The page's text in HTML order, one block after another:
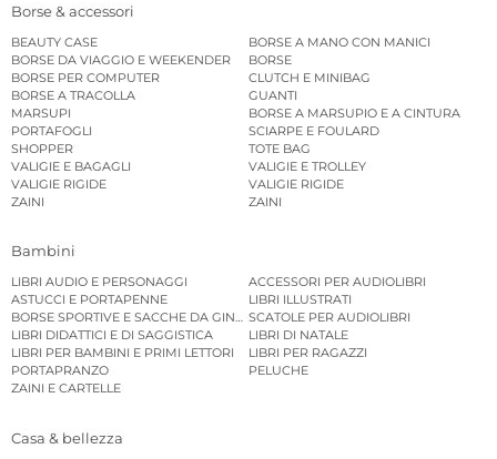
Borse & accessori
BEAUTY CASE
BORSE A MANO CON MANICI
BORSE DA VIAGGIO E WEEKENDER
BORSE
BORSE PER COMPUTER
CLUTCH E MINIBAG
BORSE A TRACOLLA
GUANTI
MARSUPI
BORSE A MARSUPIO E A CINTURA
PORTAFOGLI
SCIARPE E FOULARD
SHOPPER
TOTE BAG
VALIGIE E BAGAGLI
VALIGIE E TROLLEY
VALIGIE RIGIDE
VALIGIE RIGIDE
ZAINI
ZAINI
Bambini
LIBRI AUDIO E PERSONAGGI
ACCESSORI PER AUDIOLIBRI
ASTUCCI E PORTAPENNE
LIBRI ILLUSTRATI
BORSE SPORTIVE E SACCHE DA GINNASTICASCATOLE PER AUDIOLIBRI
LIBRI DIDATTICI E DI SAGGISTICA
LIBRI DI NATALE
LIBRI PER BAMBINI E PRIMI LETTORI
LIBRI PER RAGAZZI
PORTAPRANZO
PELUCHE
ZAINI E CARTELLE
Casa & bellezza